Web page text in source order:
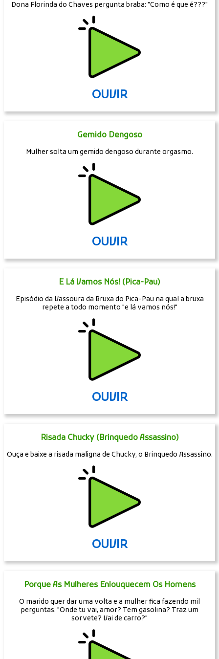
Dona Florinda do Chaves pergunta braba: "Como é que é???"
OUVIR
Gemido Dengoso
Mulher solta um gemido dengoso durante orgasmo.
OUVIR
E Lá Vamos Nós! (Pica-Pau)
Episódio da Vassoura da Bruxa do Pica-Pau na qual a bruxa
repete a todo momento "e lá vamos nós!"
OUVIR
Risada Chucky (Brinquedo Assassino)
Ouça e baixe a risada maligna de Chucky, o Brinquedo Assassino.
OUVIR
Porque As Mulheres Enlouquecem Os Homens
O marido quer dar uma volta e a mulher fica fazendo mil
perguntas. "Onde tu vai, amor? Tem gasolina? Traz um
sorvete? Vai de carro?"